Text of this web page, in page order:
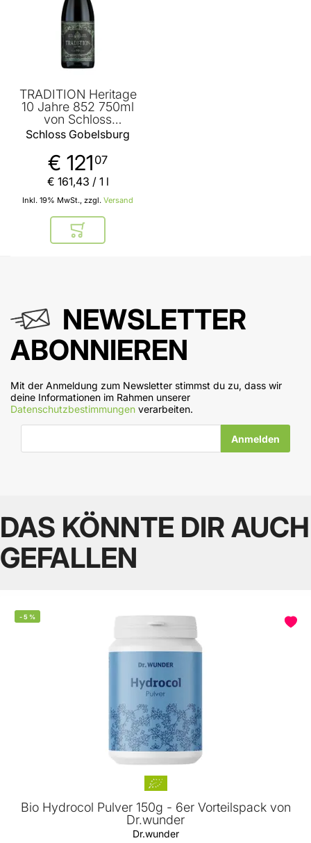
TRADITION Heritage
10 Jahre 852 750ml
von Schloss
Gobelsburg
Schloss Gobelsburg
€ 121 07
Inkl. 19% MwSt., zzgl. Versand
€ 161,43 / 1 l
In den Warenkorb
NEWSLETTER
ABONNIEREN
Mit der Anmeldung zum Newsletter stimmst du zu, dass wir
deine Informationen im Rahmen unserer
Datenschutzbestimmungen verarbeiten.
E-Mail-Adresse
DAS KÖNNTE DIR AUCH
GEFALLEN
-5 %
Bio Hydrocol Pulver 150g - 6er Vorteilspack von
Dr.wunder
Dr.wunder